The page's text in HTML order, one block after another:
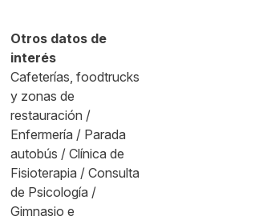
Otros datos de
interés
Cafeterías, foodtrucks
y zonas de
restauración /
Enfermería / Parada
autobús / Clínica de
Fisioterapia / Consulta
de Psicología /
Gimnasio e